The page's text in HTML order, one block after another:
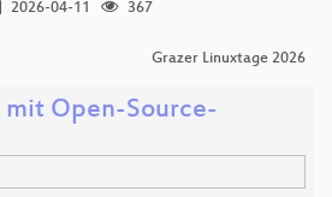
2026-04-11
367
Grazer Linuxtage 2026
Open-Source-